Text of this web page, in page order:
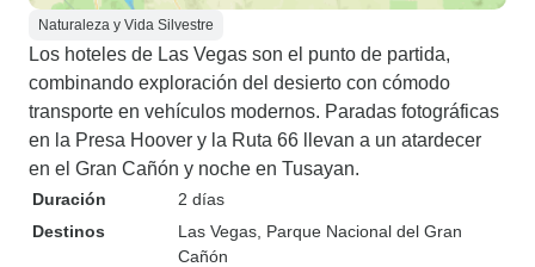
Naturaleza y Vida Silvestre
Los hoteles de Las Vegas son el punto de partida,
combinando exploración del desierto con cómodo
transporte en vehículos modernos. Paradas fotográficas
en la Presa Hoover y la Ruta 66 llevan a un atardecer
en el Gran Cañón y noche en Tusayan.
Duración
2 días
Destinos
Las Vegas , Parque Nacional del Gran
Cañón